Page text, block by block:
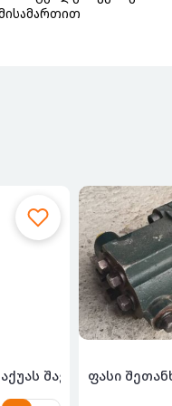
იყიდება ტოიოტა
ფასი